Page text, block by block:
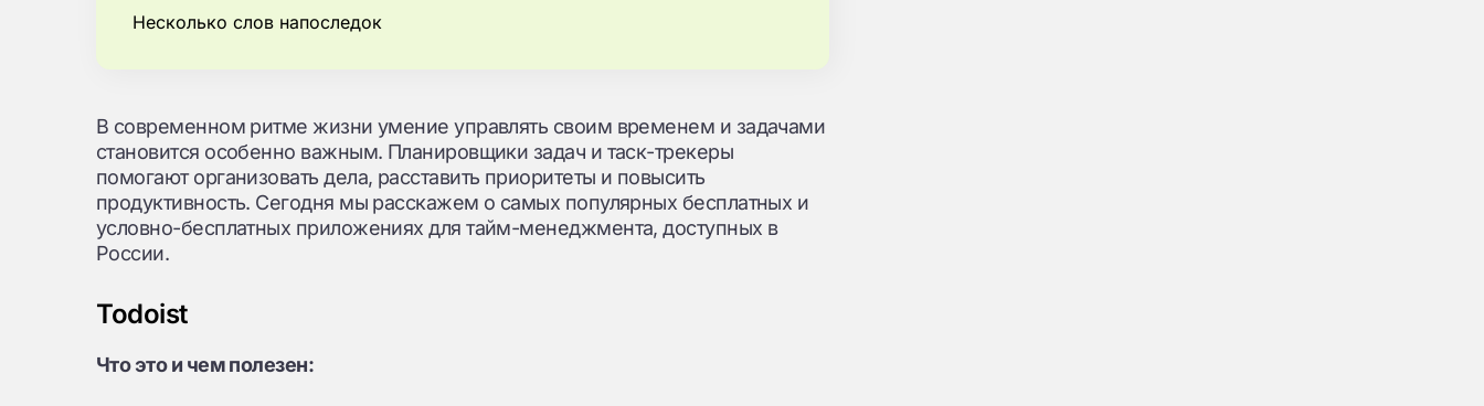
Несколько слов напоследок
В современном ритме жизни умение управлять своим временем и задачами
становится особенно важным. Планировщики задач и таск-трекеры
помогают организовать дела, расставить приоритеты и повысить
продуктивность. Сегодня мы расскажем о самых популярных бесплатных и
условно-бесплатных приложениях для тайм-менеджмента, доступных в
России.
Todoist
Что это и чем полезен: